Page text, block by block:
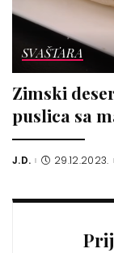
SVAŠTARA
Zimski
puslica sa
Posted
J.D. 29.12.2023.